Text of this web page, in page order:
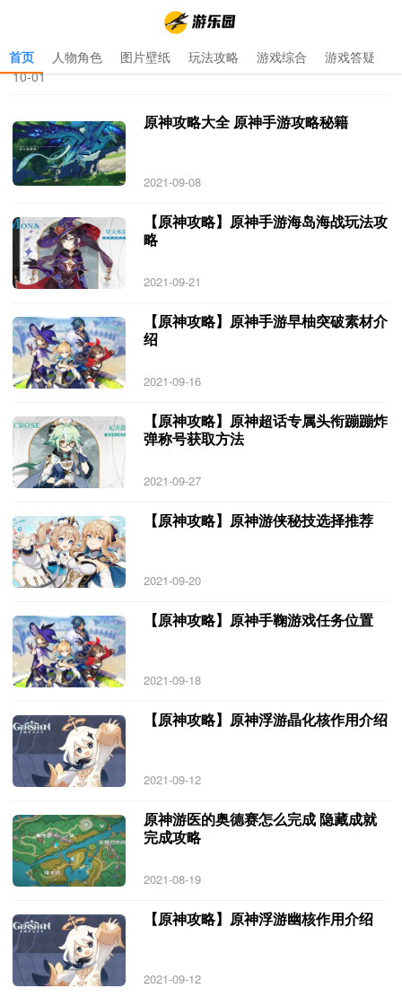
首页 人物角色 图片壁纸 玩法攻略 游戏综合 游戏答疑
首页 原神手游攻略专区>原神手游攻略专区 专题 更新于 2021-
10-01
原神攻略大全 原神手游攻略秘籍
2021-09-08
【原神攻略】原神手游海岛海战玩法攻
略
2021-09-21
【原神攻略】原神手游早柚突破素材介
绍
2021-09-16
【原神攻略】原神超话专属头衔蹦蹦炸
弹称号获取方法
2021-09-27
【原神攻略】原神游侠秘技选择推荐
2021-09-20
【原神攻略】原神手鞠游戏任务位置
2021-09-18
【原神攻略】原神浮游晶化核作用介绍
2021-09-12
原神游医的奥德赛怎么完成 隐藏成就
完成攻略
2021-08-19
【原神攻略】原神浮游幽核作用介绍
2021-09-12